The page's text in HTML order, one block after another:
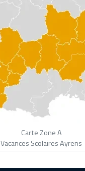
Carte Zone A
Vacances Scolaires Ayrens